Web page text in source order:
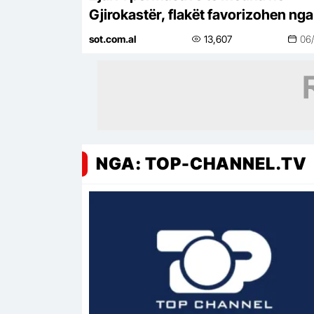
Gjirokastër, flakët favorizohen nga
dhe terreni i vështirë
sot.com.al 13,607
NGA: TOP-CHANNEL.TV